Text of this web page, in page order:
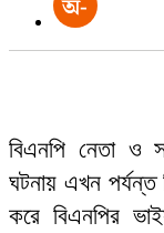
বিএনপি নেতা ও
ঘটনায় এখন পর্যন্ত
করে বিএনপির